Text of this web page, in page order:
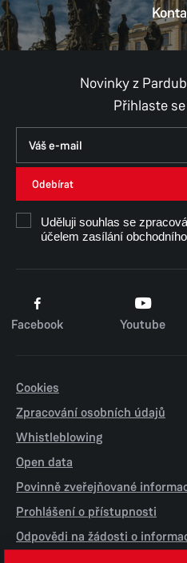
Novinky z
Přihlaste
Odebírat
Uděluji souhlas se
účelem zasílání
Facebook Youtube
Cookies
Zpracování osobních údajů
Whistleblowing
Open data
Povinně zveřejňované
Prohlášení o přístupnosti
Odpovědi na žádosti o